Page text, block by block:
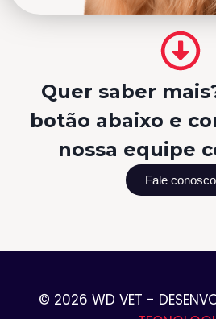
Quer saber
botão abaixo e
nossa equipe
Fale conosco
© 2026 WD VET -